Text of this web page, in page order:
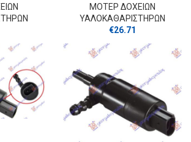
ΜΟΤΕΡ ΔΟΧΕΙΩΝ
ΥΑΛΟΚΑΘΑΡΙΣΤΗΡΩΝ
€26.71